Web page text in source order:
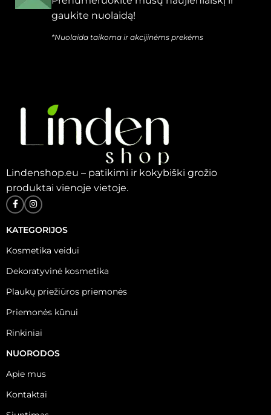
gaukite nuolaidą!
*Nuolaida taikoma ir akcijinėms prekėms
Lindenshop.eu – patikimi ir kokybiški grožio
produktai vienoje vietoje.
KATEGORIJOS
Kosmetika veidui
Dekoratyvinė kosmetika
Plaukų priežiūros priemonės
Priemonės kūnui
Rinkiniai
NUORODOS
Apie mus
Kontaktai